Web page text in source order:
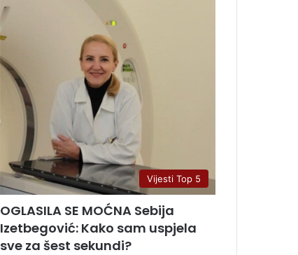
Vijesti Top 5
OGLASILA SE MOĆNA Sebija
Izetbegović: Kako sam uspjela
sve za šest sekundi?